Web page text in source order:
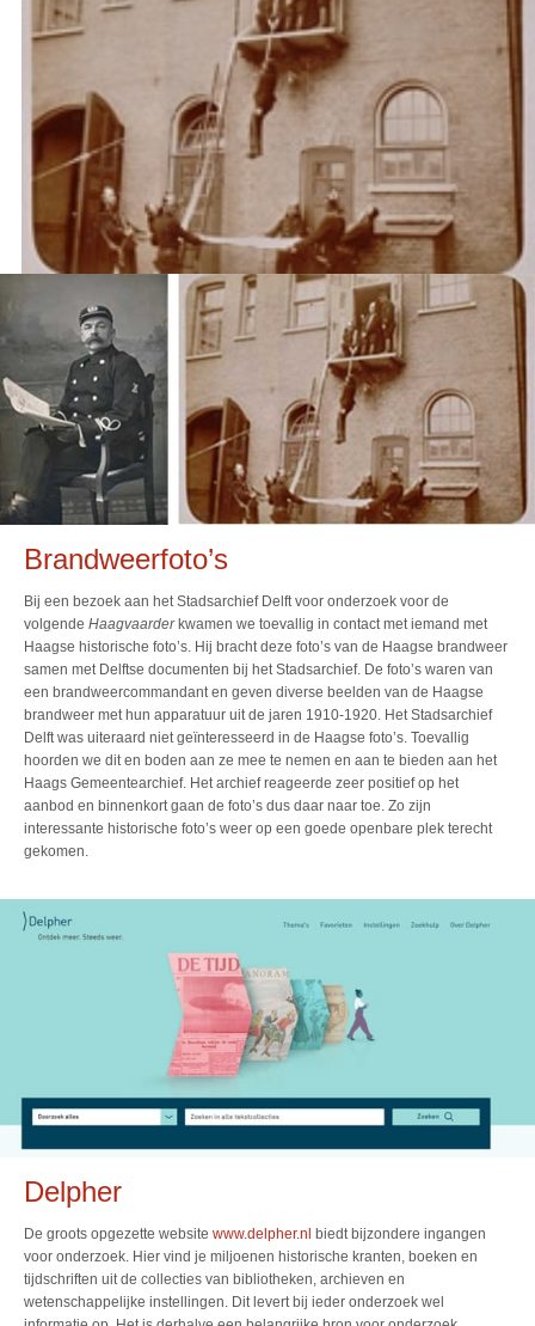
Brandweerfoto’s
Bij een bezoek aan het Stadsarchief Delft voor onderzoek voor de
volgende Haagvaarderkwamen we toevallig in contact met iemand met
Haagse historische foto’s. Hij bracht deze foto’s van de Haagse brandweer
samen met Delftse documenten bij het Stadsarchief. De foto’s waren van
een brandweercommandant en geven diverse beelden van de Haagse
brandweer met hun apparatuur uit de jaren 1910-1920. Het Stadsarchief
Delft was uiteraard niet geïnteresseerd in de Haagse foto’s. Toevallig
hoorden we dit en boden aan ze mee te nemen en aan te bieden aan het
Haags Gemeentearchief. Het archief reageerde zeer positief op het
aanbod en binnenkort gaan de foto’s dus daar naar toe. Zo zijn
interessante historische foto’s weer op een goede openbare plek terecht
gekomen.
Delpher
De groots opgezette website www.delpher.nl biedt bijzondere ingangen
voor onderzoek. Hier vind je miljoenen historische kranten, boeken en
tijdschriften uit de collecties van bibliotheken, archieven en
wetenschappelijke instellingen. Dit levert bij ieder onderzoek wel